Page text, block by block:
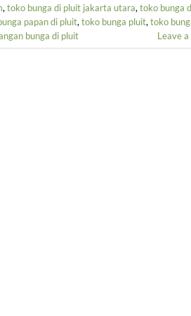
, toko bunga di pluit jakarta utara, toko bunga
papan di pluit, toko bunga pluit, toko
bunga di pluit Leave